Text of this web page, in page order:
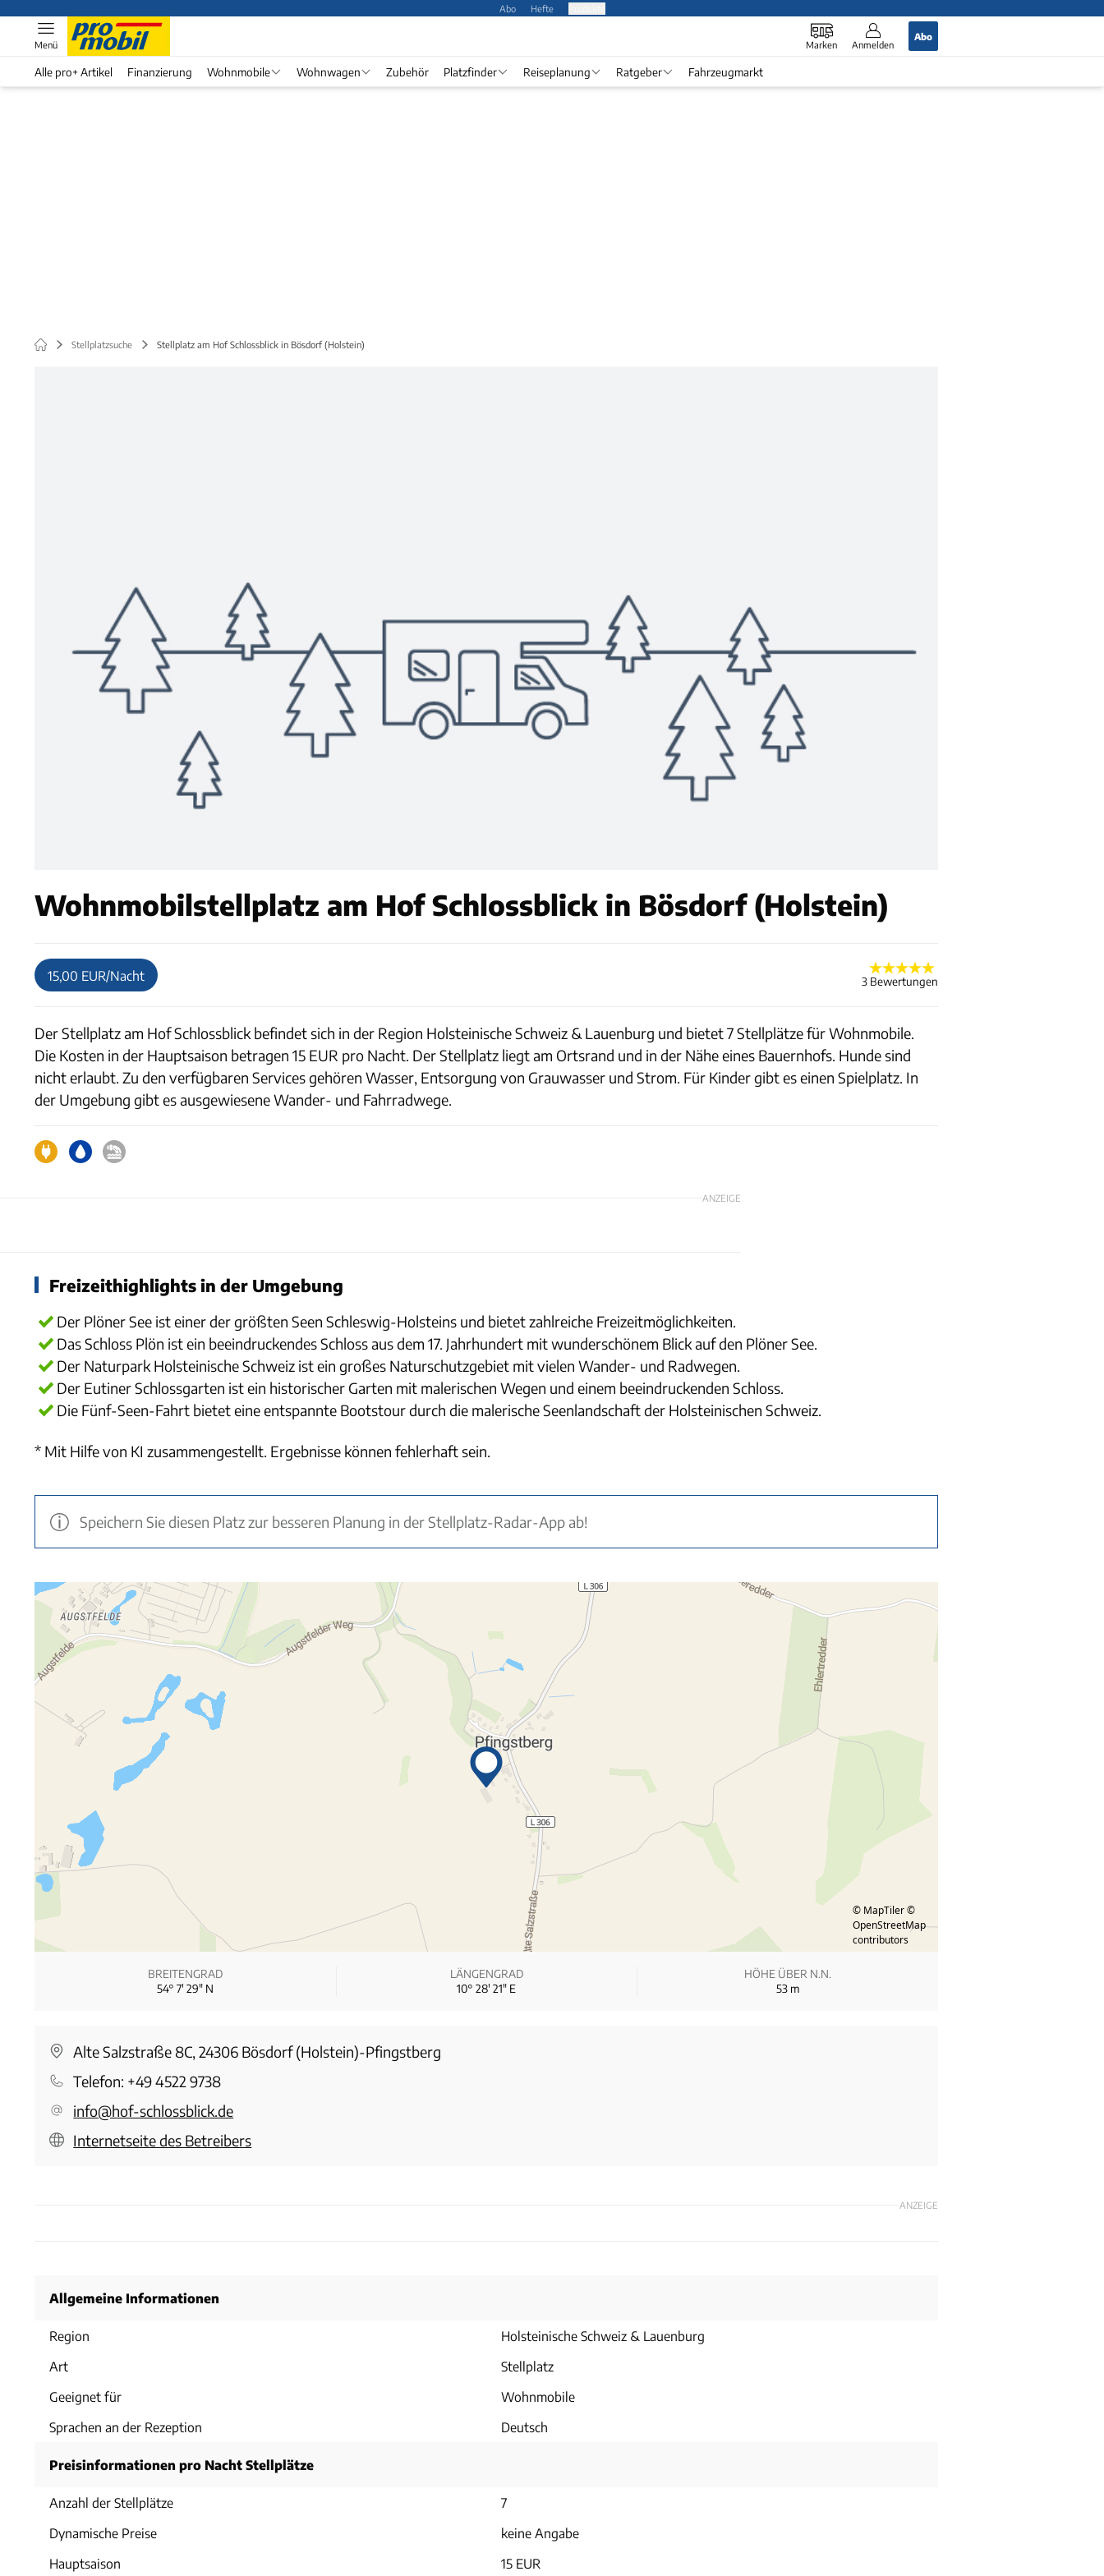
Abo Hefte
Marken Anmelden
Abo
Menü
Alle pro+ Artikel Finanzierung Wohnmobile Wohnwagen Zubehör Platzfinder Reiseplanung Ratgeber Fahrzeugmarkt
Stellplatzsuche Stellplatz am Hof Schlossblick in Bösdorf (Holstein)
Wohnmobilstellplatz am Hof Schlossblick in Bösdorf (Holstein)
15,00 EUR/Nacht 3 Bewertungen
Der Stellplatz am Hof Schlossblick befindet sich in der Region Holsteinische Schweiz & Lauenburg und bietet 7 Stellplätze für Wohnmobile.
Die Kosten in der Hauptsaison betragen 15 EUR pro Nacht. Der Stellplatz liegt am Ortsrand und in der Nähe eines Bauernhofs. Hunde sind
nicht erlaubt. Zu den verfügbaren Services gehören Wasser, Entsorgung von Grauwasser und Strom. Für Kinder gibt es einen Spielplatz. In
der Umgebung gibt es ausgewiesene Wander- und Fahrradwege.
ANZEIGE
Freizeithighlights in der Umgebung
Der Plöner See ist einer der größten Seen Schleswig-Holsteins und bietet zahlreiche Freizeitmöglichkeiten.
Das Schloss Plön ist ein beeindruckendes Schloss aus dem 17. Jahrhundert mit wunderschönem Blick auf den Plöner See.
Der Naturpark Holsteinische Schweiz ist ein großes Naturschutzgebiet mit vielen Wander- und Radwegen.
Der Eutiner Schlossgarten ist ein historischer Garten mit malerischen Wegen und einem beeindruckenden Schloss.
Die Fünf-Seen-Fahrt bietet eine entspannte Bootstour durch die malerische Seenlandschaft der Holsteinischen Schweiz.
* Mit Hilfe von KI zusammengestellt. Ergebnisse können fehlerhaft sein.
Speichern Sie diesen Platz zur besseren Planung in der Stellplatz-Radar-App ab!
© MapTiler ©
OpenStreetMap
contributors
BREITENGRAD
54° 7′ 29″ N
LÄNGENGRAD
10° 28′ 21″ E
HÖHE ÜBER N.N.
53 m
Alte Salzstraße 8C, 24306 Bösdorf (Holstein)-Pfingstberg
Telefon: +49 4522 9738
info@hof-schlossblick.de
Internetseite des Betreibers
ANZEIGE
Allgemeine Informationen
Region
Holsteinische Schweiz & Lauenburg
Art
Stellplatz
Geeignet für
Wohnmobile
Sprachen an der Rezeption
Deutsch
Preisinformationen pro Nacht Stellplätze
Anzahl der Stellplätze
7
Dynamische Preise
keine Angabe
Hauptsaison
15 EUR